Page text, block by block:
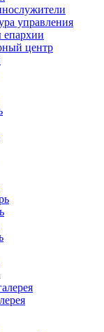
управления
центр